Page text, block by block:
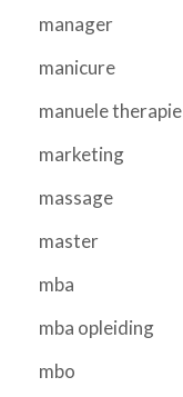
manager
manicure
manuele therapie
marketing
massage
master
mba
mba opleiding
mbo